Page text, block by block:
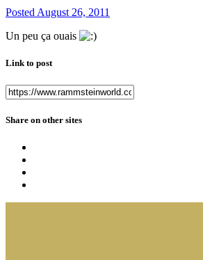
Posted August 26, 2011
Un peu ça ouais
Link to post
Share on other sites